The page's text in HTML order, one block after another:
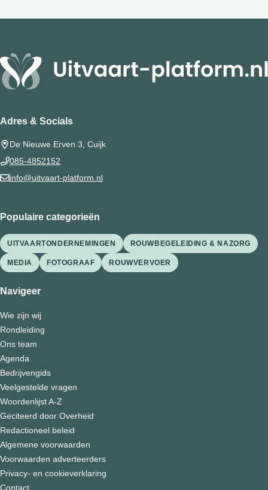
Adres & Socials
De Nieuwe Erven 3, Cuijk
085-4852152
info@uitvaart-platform.nl
Populaire categorieën
UITVAARTONDERNEMINGEN ROUWBEGELEIDING & NAZORG
MEDIA FOTOGRAAF ROUWVERVOER
Navigeer
Wie zijn wij
Rondleiding
Ons team
Agenda
Bedrijvengids
Veelgestelde vragen
Woordenlijst A-Z
Geciteerd door Overheid
Redactioneel beleid
Algemene voorwaarden
Voorwaarden adverteerders
Privacy- en cookieverklaring
Contact